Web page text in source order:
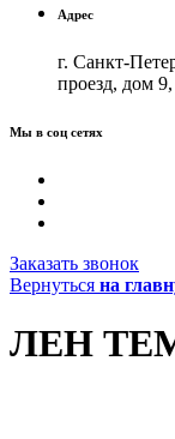
Адрес
г. Санкт-
проезд, дом
Мы в соц сетях
Заказать звонок
Вернуться на
ЛЕН